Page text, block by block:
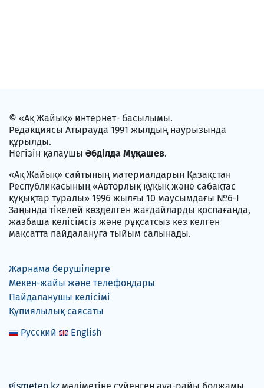
© «Ақ Жайық» интернет- басылымы.
Редакциясы Атырауда 1991 жылдың наурызында
құрылды.
Негізін қалаушы Әбділда Мұқашев.
«Ақ Жайық» сайтының материалдарын Қазақстан
Республикасының «Авторлық құқық және сабақтас
құқықтар туралы» 1996 жылғы 10 маусымдағы №6-I
Заңында тікелей көзделген жағдайларды қоспағанда,
жазбаша келісімсіз және рұқсатсыз кез келген
мақсатта пайдалануға тыйым салынады.
Жарнама берушілерге
Мекен-жайы және телефондары
Пайдаланушы келісімі
Құпиялылық саясаты
Русский
English